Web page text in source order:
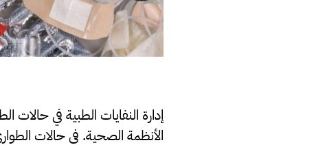
إدارة النفايات الطبية في